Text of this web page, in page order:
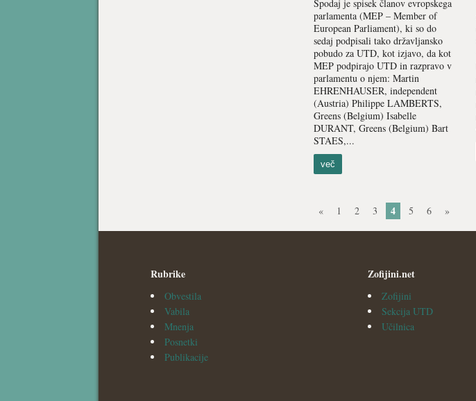
Spodaj je spisek članov evropskega
parlamenta (MEP – Member of
European Parliament), ki so do
sedaj podpisali tako državljansko
pobudo za UTD, kot izjavo, da kot
MEP podpirajo UTD in razpravo v
parlamentu o njem: Martin
EHRENHAUSER, independent
(Austria) Philippe LAMBERTS,
Greens (Belgium) Isabelle
DURANT, Greens (Belgium) Bart
STAES,...
več
« 1 2 3 4 5 6 »
Rubrike
Obvestila
Vabila
Mnenja
Posnetki
Publikacije
Zofijini.net
Zofijini
Sekcija UTD
Učilnica